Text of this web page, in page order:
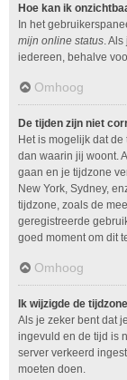
Hoe kan ik
In het
mijn online status.
iedereen, behalve
Omhoog
De tijden zijn niet
Het is mogelijk dat
dan waarin jij woont.
gaan en je tijdzone
New York, Sydney,
tijdzone, zoals de
geregistreerde
goed moment om dit
Omhoog
Ik wijzigde de
Als je zeker bent dat
ingevuld en de tijd is
server verkeerd
moeten doen.